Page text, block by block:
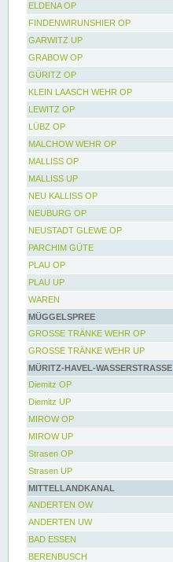
ELDENA OP
FINDENWIRUNSHIER OP
GARWITZ UP
GRABOW OP
GÜRITZ OP
KLEIN LAASCH WEHR OP
LEWITZ OP
LÜBZ OP
MALCHOW WEHR OP
MALLISS OP
MALLISS UP
NEU KALLISS OP
NEUBURG OP
NEUSTADT GLEWE OP
PARCHIM GÜTE
PLAU OP
PLAU UP
WAREN
MÜGGELSPREE
GROSSE TRÄNKE WEHR OP
GROSSE TRÄNKE WEHR UP
MÜRITZ-HAVEL-WASSERSTRASSE
Diemitz OP
Diemitz UP
MIROW OP
MIROW UP
Strasen OP
Strasen UP
MITTELLANDKANAL
ANDERTEN OW
ANDERTEN UW
BAD ESSEN
BERENBUSCH